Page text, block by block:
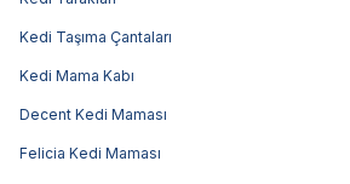
Kedi Taşıma Çantaları
Kedi Mama Kabı
Decent Kedi Maması
Felicia Kedi Maması